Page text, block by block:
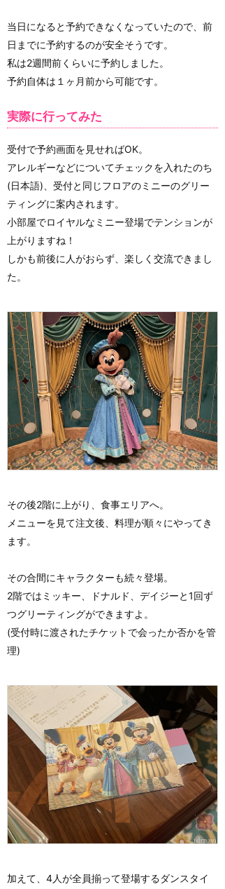
当日になると予約できなくなっていたので、前
日までに予約するのが安全そうです。
私は2週間前くらいに予約しました。
予約自体は１ヶ月前から可能です。
実際に行ってみた
受付で予約画面を見せればOK。
アレルギーなどについてチェックを入れたのち
(日本語)、受付と同じフロアのミニーのグリー
ティングに案内されます。
小部屋でロイヤルなミニー登場でテンションが
上がりますね！
しかも前後に人がおらず、楽しく交流できまし
た。
その後2階に上がり、食事エリアへ。
メニューを見て注文後、料理が順々にやってき
ます。
その合間にキャラクターも続々登場。
2階ではミッキー、ドナルド、デイジーと1回ず
つグリーティングができますよ。
(受付時に渡されたチケットで会ったか否かを管
理)
加えて、4人が全員揃って登場するダンスタイ